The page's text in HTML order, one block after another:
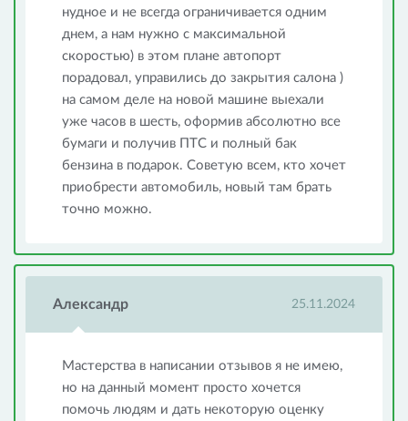
нудное и не всегда ограничивается одним
днем, а нам нужно с максимальной
скоростью) в этом плане автопорт
порадовал, управились до закрытия салона )
на самом деле на новой машине выехали
уже часов в шесть, оформив абсолютно все
бумаги и получив ПТС и полный бак
бензина в подарок. Советую всем, кто хочет
приобрести автомобиль, новый там брать
точно можно.
Александр 25.11.2024
Мастерства в написании отзывов я не имею,
но на данный момент просто хочется
помочь людям и дать некоторую оценку